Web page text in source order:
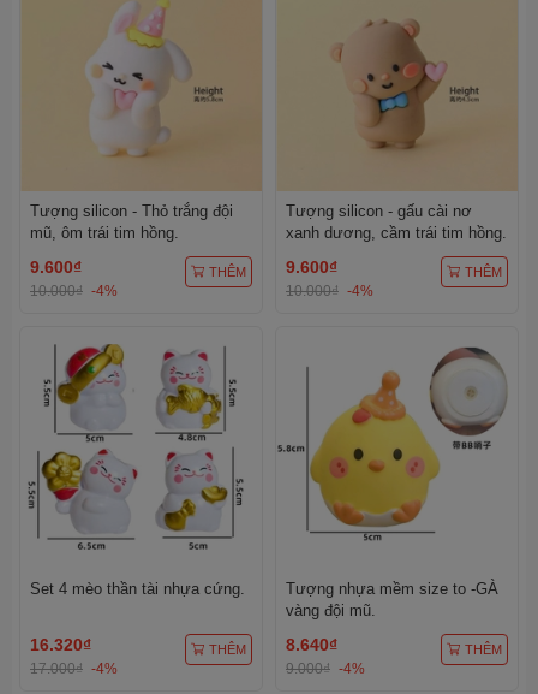
Tượng silicon - Thỏ trắng đội
mũ, ôm trái tim hồng.
9.600₫
10.000₫ -4%
THÊM
Tượng silicon - gấu cài nơ
xanh dương, cầm trái tim hồng.
9.600₫
10.000₫ -4%
THÊM
Set 4 mèo thần tài nhựa cứng.
16.320₫
17.000₫ -4%
THÊM
Tượng nhựa mềm size to -GÀ
vàng đội mũ.
8.640₫
9.000₫ -4%
THÊM